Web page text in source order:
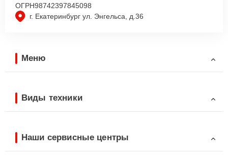
г. Екатеринбург ул. Энгельса, д.36
ОГРН98742397845098
Меню
Виды техники
Наши сервисные центры